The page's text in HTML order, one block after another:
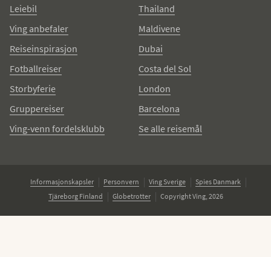
Leiebil
Ving anbefaler
Reiseinspirasjon
Fotballreiser
Storbyferie
Gruppereiser
Ving-venn fordelsklubb
Thailand
Maldivene
Dubai
Costa del Sol
London
Barcelona
Se alle reisemål
Informasjonskapsler Personvern Ving Sverige
Spies Danmark
Tjäreborg Finland
Globetrotter Copyright Ving, 2026